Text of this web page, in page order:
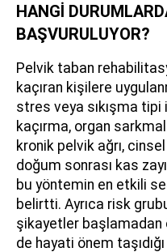
HANGİ
BAŞVURULUYOR?
Pelvik taban
kaçıran kişilere
stres veya sıkışma tipi
kaçırma, organ
kronik pelvik ağrı,
doğum sonrası kas
bu yöntemin en etkili
belirtti. Ayrıca risk
şikayetler başlamadan
de hayati önem taşıdığı